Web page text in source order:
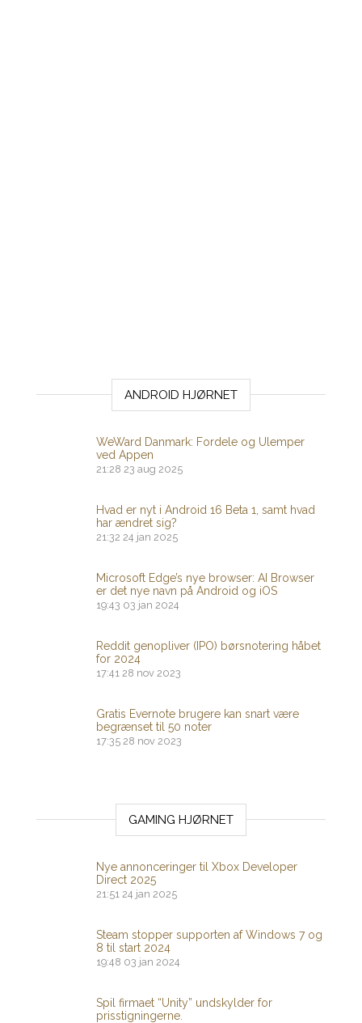
ANDROID HJØRNET
WeWard Danmark: Fordele og Ulemper
ved Appen
21:28 23 aug 2025
Hvad er nyt i Android 16 Beta 1, samt hvad
har ændret sig?
21:32 24 jan 2025
Microsoft Edge’s nye browser: AI Browser
er det nye navn på Android og iOS
19:43 03 jan 2024
Reddit genopliver (IPO) børsnotering håbet
for 2024
17:41 28 nov 2023
Gratis Evernote brugere kan snart være
begrænset til 50 noter
17:35 28 nov 2023
GAMING HJØRNET
Nye annonceringer til Xbox Developer
Direct 2025
21:51 24 jan 2025
Steam stopper supporten af ​​Windows 7 og
8 til start 2024
19:48 03 jan 2024
Spil firmaet “Unity” undskylder for
prisstigningerne.